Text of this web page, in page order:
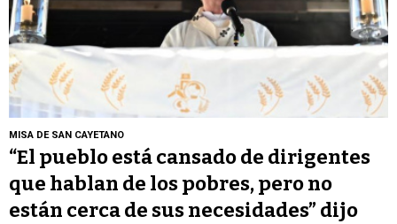
MISA DE SAN CAYETANO
“El pueblo está cansado de dirigentes
que hablan de los pobres, pero no
están cerca de sus necesidades” dijo